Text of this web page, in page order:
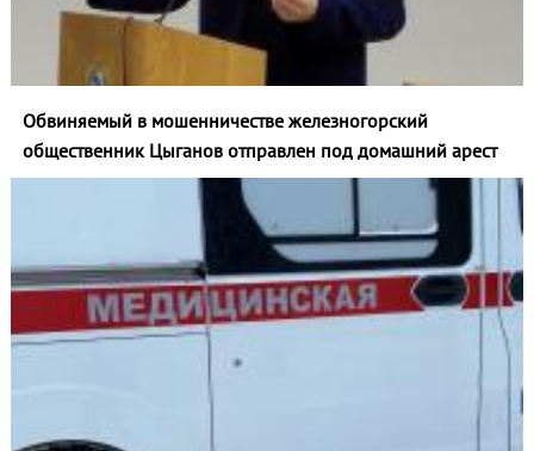
Обвиняемый в мошенничестве железногорский
общественник Цыганов отправлен под домашний арест